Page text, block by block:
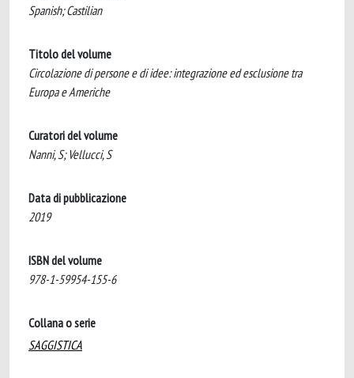
Spanish; Castilian
Titolo del volume
Circolazione di persone e di idee: integrazione ed esclusione tra
Europa e Americhe
Curatori del volume
Nanni, S; Vellucci, S
Data di pubblicazione
2019
ISBN del volume
978-1-59954-155-6
Collana o serie
SAGGISTICA